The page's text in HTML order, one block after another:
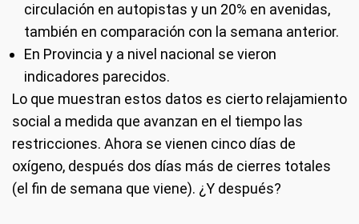
circulación en autopistas y un 20% en avenidas,
también en comparación con la semana anterior.
En Provincia y a nivel nacional se vieron
indicadores parecidos.
Lo que muestran estos datos es cierto relajamiento
social a medida que avanzan en el tiempo las
restricciones. Ahora se vienen cinco días de
oxígeno, después dos días más de cierres totales
(el fin de semana que viene). ¿Y después?